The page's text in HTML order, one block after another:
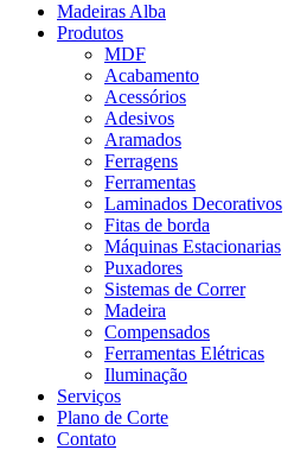
Madeiras Alba
Produtos
MDF
Acabamento
Acessórios
Adesivos
Aramados
Ferragens
Ferramentas
Laminados Decorativos
Fitas de borda
Máquinas Estacionarias
Puxadores
Sistemas de Correr
Madeira
Compensados
Ferramentas Elétricas
Iluminação
Serviços
Plano de Corte
Contato